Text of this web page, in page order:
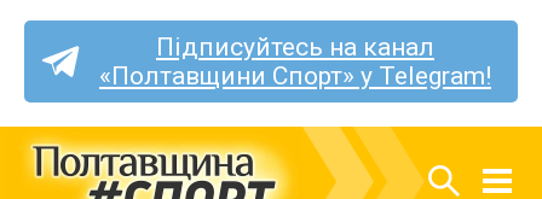
Підписуйтесь на канал
«Полтавщини Спорт» у Telegram!